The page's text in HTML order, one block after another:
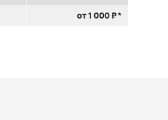
от 1 000 ₽ *